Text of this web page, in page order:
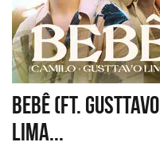
BEBÊ (FT. GUSTTAVO
LIMA...